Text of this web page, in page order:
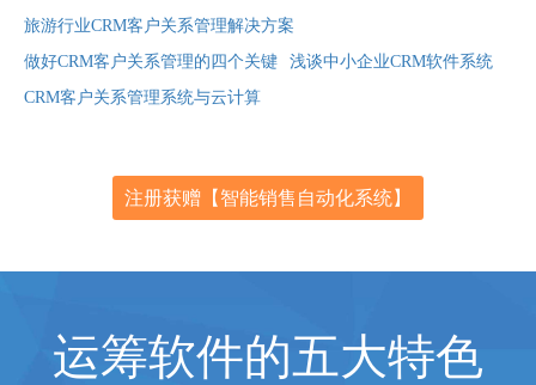
旅游行业CRM客户关系管理解决方案
做好CRM客户关系管理的四个关键
浅谈中小企业CRM软件系统
CRM客户关系管理系统与云计算
注册获赠【智能销售自动化系统】
运筹软件的五大特色